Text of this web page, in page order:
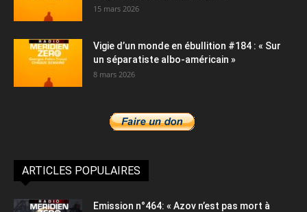
15 mars 2026
Vigie d’un monde en ébullition #184 : « Sur
un séparatiste albo-américain »
8 mars 2026
ARTICLES POPULAIRES
Emission n°464: « Azov n’est pas mort à